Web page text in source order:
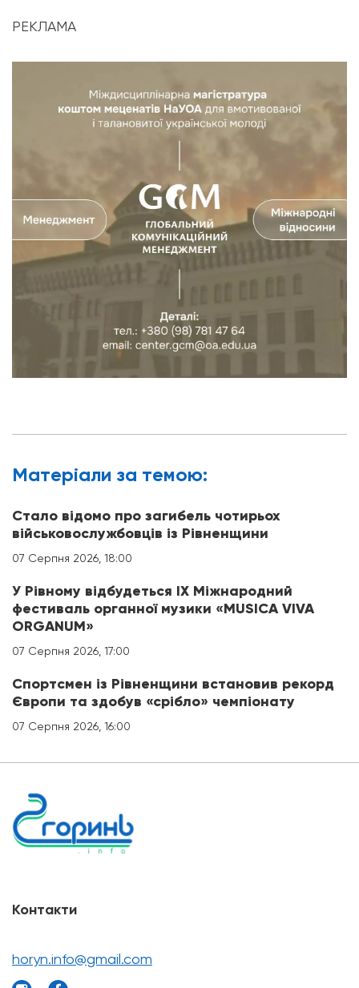
РЕКЛАМА
Матерiали за темою:
Стало відомо про загибель чотирьох
військовослужбовців із Рівненщини
07 Серпня 2026, 18:00
У Рівному відбудеться IX Міжнародний
фестиваль органної музики «MUSICA VIVA
ORGANUM»
07 Серпня 2026, 17:00
Спортсмен із Рівненщини встановив рекорд
Європи та здобув «срібло» чемпіонату
07 Серпня 2026, 16:00
Контакти
horyn.info@gmail.com